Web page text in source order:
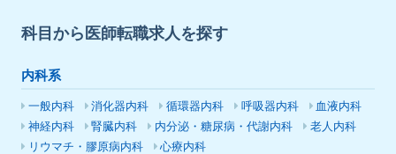
科目から医師転職求人を探す
内科系
一般内科 消化器内科 循環器内科 呼吸器内科
血液内科
神経内科
腎臓内科 内分泌・糖尿病・代謝内科
老人内科
リウマチ・膠原病内科
心療内科